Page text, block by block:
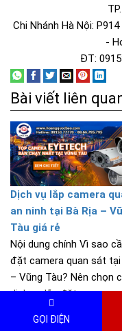
Chi Nhánh Hà Nội:
-
ĐT:
Bài viết liên
Dịch vụ lắp camera
an ninh tại Bà Rịa –
Tàu giá rẻ
Nội dung chính Vì sao
đặt camera quan sát tại
– Vũng Tàu? Nên chọn
dịch vụ lắp đặt camera
Bảng giá camera quan
bộ giá rẻ Quy trình...
GỌI ĐIỆN